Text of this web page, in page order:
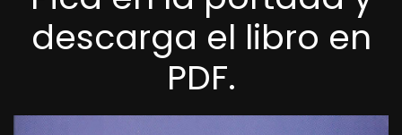
descarga el libro en
PDF.